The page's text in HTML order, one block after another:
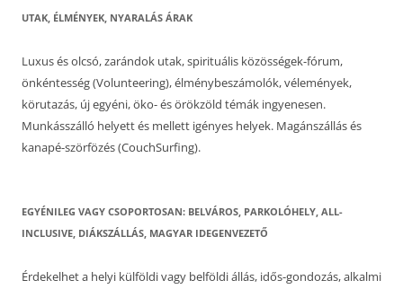
UTAK, ÉLMÉNYEK, NYARALÁS ÁRAK
Luxus és olcsó, zarándok utak, spirituális közösségek-fórum,
önkéntesség (Volunteering), élménybeszámolók, vélemények,
körutazás, új egyéni, öko- és örökzöld témák ingyenesen.
Munkásszálló helyett és mellett igényes helyek. Magánszállás és
kanapé-szörfözés (CouchSurfing).
EGYÉNILEG VAGY CSOPORTOSAN: BELVÁROS, PARKOLÓHELY, ALL-
INCLUSIVE, DIÁKSZÁLLÁS, MAGYAR IDEGENVEZETŐ
Érdekelhet a helyi külföldi vagy belföldi állás, idős-gondozás, alkalmi